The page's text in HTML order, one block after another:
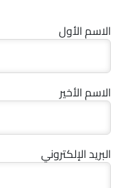
الاسم الأول
الاسم الأخير
البريد الإلكتروني